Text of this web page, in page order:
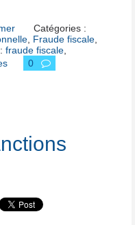
Catégories :
Fraude fiscale
:fraude fiscale
0